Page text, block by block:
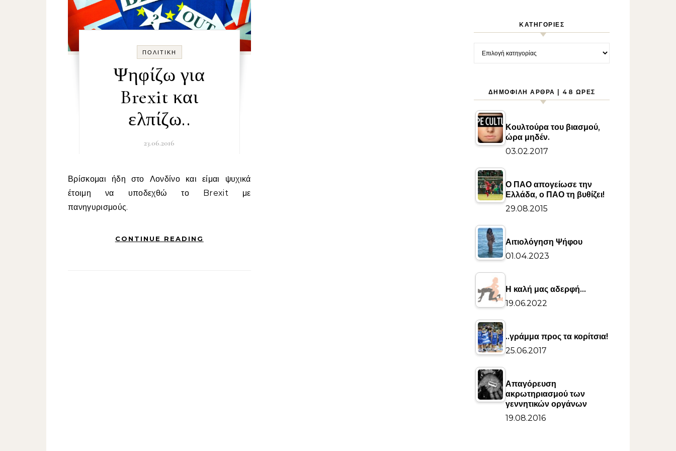
ΠΟΛΙΤΙΚΉ
Ψηφίζω για
Brexit και
ελπίζω..
23.06.2016
Βρίσκομαι ήδη στο Λονδίνο και είμαι ψυχικά
έτοιμη να υποδεχθώ το Brexit με
πανηγυρισμούς.
CONTINUE READING
KΑΤΗΓΟΡΊΕΣ
Kατηγορίες
ΔΗΜΟΦΙΛΉ ΆΡΘΡΑ | 48 ΏΡΕΣ
Κουλτούρα του βιασμού,
ώρα μηδέν.
03.02.2017
Ο ΠΑΟ απογείωσε την
Ελλάδα, ο ΠΑΟ τη βυθίζει!
29.08.2015
Αιτιολόγηση Ψήφου
01.04.2023
Η καλή μας αδερφή…
19.06.2022
..γράμμα προς τα κορίτσια!
25.06.2017
Απαγόρευση
ακρωτηριασμού των
γεννητικών οργάνων
19.08.2016